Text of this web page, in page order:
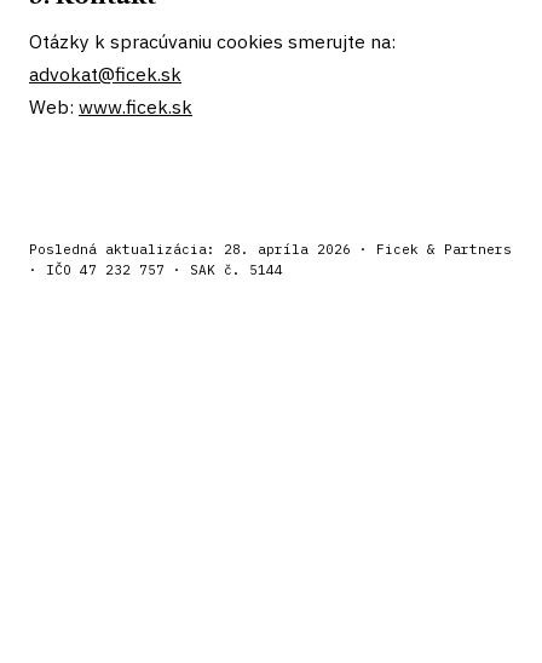
Otázky k spracúvaniu cookies smerujte na:
advokat@ficek.sk
Web: www.ficek.sk
Posledná aktualizácia: 28. apríla 2026 · Ficek & Partners
· IČO 47 232 757 · SAK č. 5144